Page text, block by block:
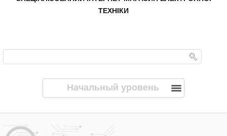
ТЕХНІКИ
Начальный уровень